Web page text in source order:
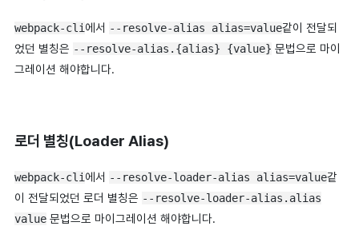
webpack-cli 에서 --resolve-alias alias=val ue같이 전달되
었던 별칭은 --resolve-alias.{alias} {value} 문법으로 마이
그레이션 해야합니다.
로더 별칭(Loader Alias)
webpack-cli 에서 - -resolve-loader-alias alias=value같
이 전달되었던 로더 별칭은 --resolve-loader-alias.alias
value 문법으로 마이그레이션 해야합니다.